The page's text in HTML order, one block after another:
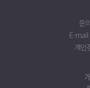
문
E-mail
개인